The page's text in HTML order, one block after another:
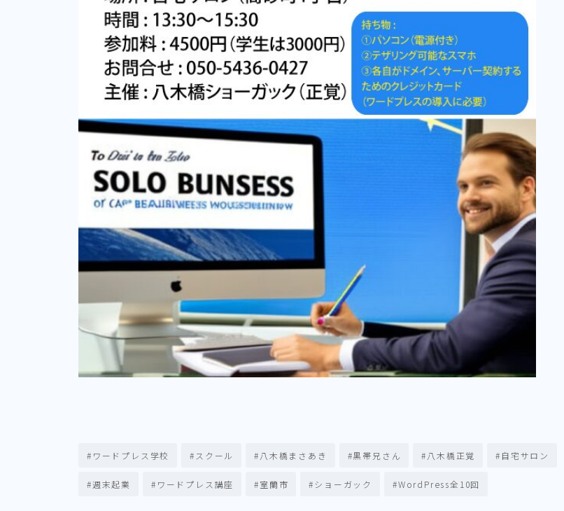
#ワードプレス学校 #スクール #八木橋まさあき #黒帯兄さん #八木橋正覚 #自宅サロン
#週末起業 #ワードプレス講座 #室蘭市 #ショーガック #WordPress全10回